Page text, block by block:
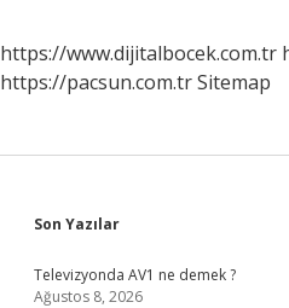
https://www.dijitalbocek.com.tr
https://pacsun.com.trSitemap
Sidebar
Son Yazılar
Televizyonda AV1 ne demek ?
Ağustos 8, 2026